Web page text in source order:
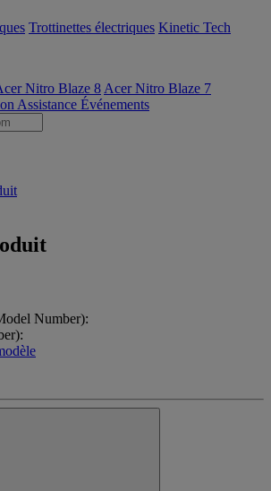
Trottinettes électriques Kinetic Tech
Nitro Blaze 8 Acer Nitro Blaze 7
Assistance Événements
Number):